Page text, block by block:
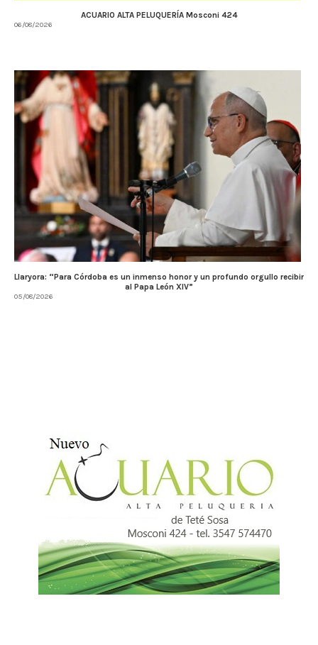
ACUARIO ALTA PELUQUERÍA Mosconi 424
06/08/2026
Llaryora: “Para Córdoba es un inmenso honor y un profundo orgullo recibir
al Papa León XIV”
05/08/2026